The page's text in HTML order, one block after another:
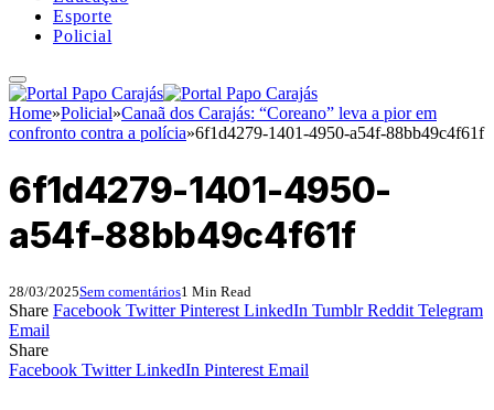
Esporte
Policial
Home»Policial»Canaã dos Carajás: “Coreano” leva a pior em
confronto contra a polícia»6f1d4279-1401-4950-a54f-88bb49c4f61f
6f1d4279-1401-4950-
a54f-88bb49c4f61f
28/03/2025Sem comentários1 Min Read
Share Facebook Twitter Pinterest LinkedIn Tumblr Reddit Telegram
Email
Share
Facebook Twitter LinkedIn Pinterest Email